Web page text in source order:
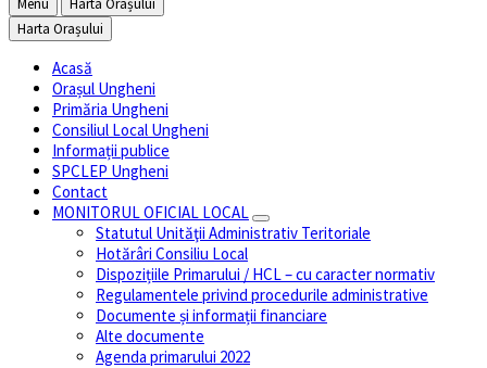
Menu
Harta Orașului
Harta Orașului
Acasă
Orașul Ungheni
Primăria Ungheni
Consiliul Local Ungheni
Informații publice
SPCLEP Ungheni
Contact
MONITORUL OFICIAL LOCAL
Statutul Unităţii Administrativ Teritoriale
Hotărâri Consiliu Local
Dispozițiile Primarului / HCL – cu caracter normativ
Regulamentele privind procedurile administrative
Documente și informații financiare
Alte documente
Agenda primarului 2022